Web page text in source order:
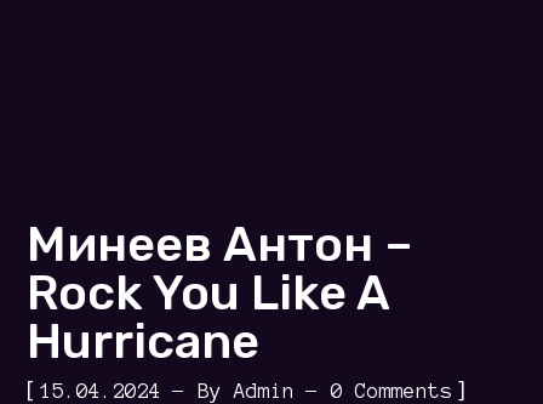
Минеев Антон –
Rock You Like A
Hurricane
[15.04.2024 ByAdmin 0 Comments ]